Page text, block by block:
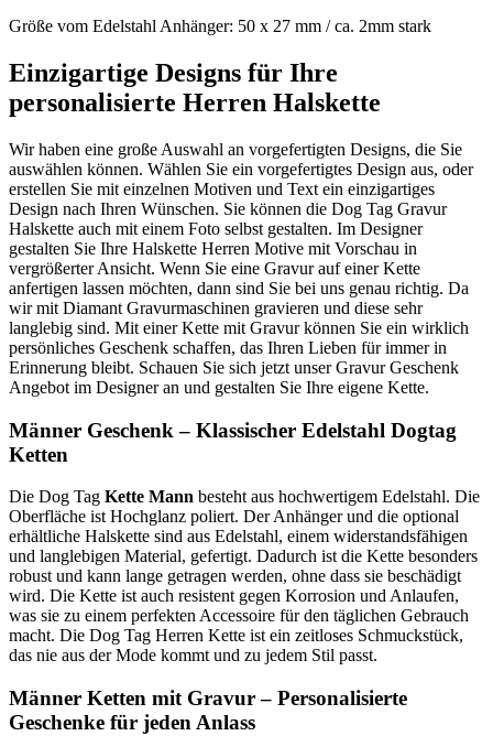
Größe vom Edelstahl Anhänger: 50 x 27 mm / ca. 2mm stark
Einzigartige Designs für Ihre
personalisierte Herren Halskette
Wir haben eine große Auswahl an vorgefertigten Designs, die Sie
auswählen können. Wählen Sie ein vorgefertigtes Design aus, oder
erstellen Sie mit einzelnen Motiven und Text ein einzigartiges
Design nach Ihren Wünschen. Sie können die Dog Tag Gravur
Halskette auch mit einem Foto selbst gestalten. Im Designer
gestalten Sie Ihre Halskette Herren Motive mit Vorschau in
vergrößerter Ansicht. Wenn Sie eine Gravur auf einer Kette
anfertigen lassen möchten, dann sind Sie bei uns genau richtig. Da
wir mit Diamant Gravurmaschinen gravieren und diese sehr
langlebig sind. Mit einer Kette mit Gravur können Sie ein wirklich
persönliches Geschenk schaffen, das Ihren Lieben für immer in
Erinnerung bleibt. Schauen Sie sich jetzt unser Gravur Geschenk
Angebot im Designer an und gestalten Sie Ihre eigene Kette.
Männer Geschenk – Klassischer Edelstahl Dogtag
Ketten
Die Dog Tag Kette Mann besteht aus hochwertigem Edelstahl. Die
Oberfläche ist Hochglanz poliert. Der Anhänger und die optional
erhältliche Halskette sind aus Edelstahl, einem widerstandsfähigen
und langlebigen Material, gefertigt. Dadurch ist die Kette besonders
robust und kann lange getragen werden, ohne dass sie beschädigt
wird. Die Kette ist auch resistent gegen Korrosion und Anlaufen,
was sie zu einem perfekten Accessoire für den täglichen Gebrauch
macht. Die Dog Tag Herren Kette ist ein zeitloses Schmuckstück,
das nie aus der Mode kommt und zu jedem Stil passt.
Männer Ketten mit Gravur – Personalisierte
Geschenke für jeden Anlass